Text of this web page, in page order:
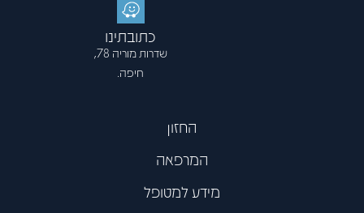
כתובתינו
שדרות מוריה 78,
חיפה.
החזון
המרפאה
מידע למטופל